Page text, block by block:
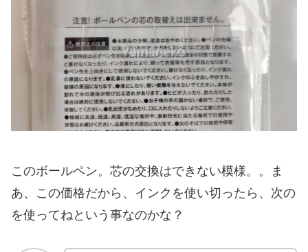
このボールペン。芯の交換はできない模様。。ま
あ、この価格だから、インクを使い切ったら、次の
を使ってねという事なのかな？